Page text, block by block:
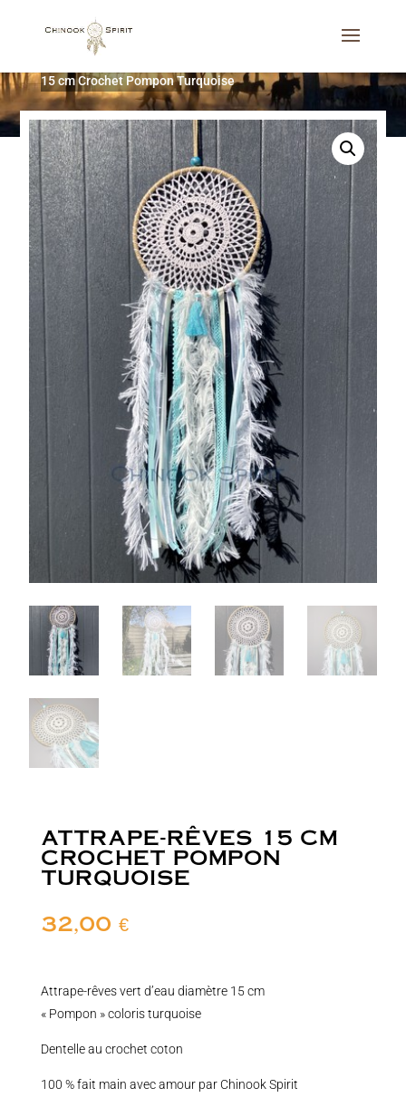
Attrape-rêves
15 cm Crochet Pompon Turquoise
ATTRAPE-RÊVES 15 CM
CROCHET POMPON
TURQUOISE
32,00 €
Attrape-rêves vert d’eau diamètre 15 cm
« Pompon » coloris turquoise
Dentelle au crochet coton
100 % fait main avec amour par Chinook Spirit